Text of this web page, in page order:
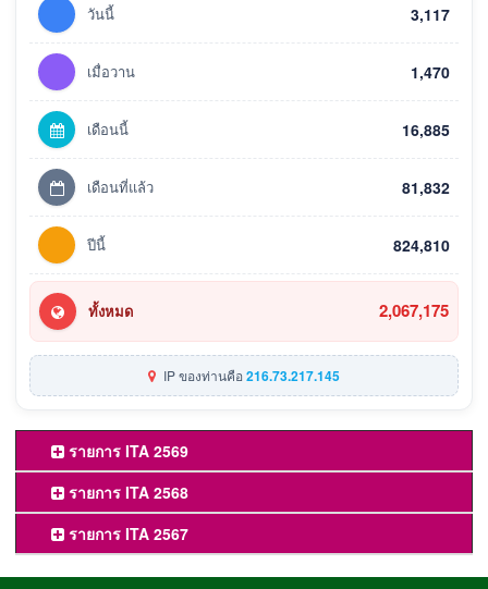
วันนี้ 3,117
เมื่อวาน 1,470
เดือนนี้ 16,885
เดือนที่แล้ว 81,832
ปีนี้ 824,810
ทั้งหมด 2,067,175
IP ของท่านคือ216.73.217.145
รายการ ITA 2569
รายการ ITA 2568
รายการ ITA 2567